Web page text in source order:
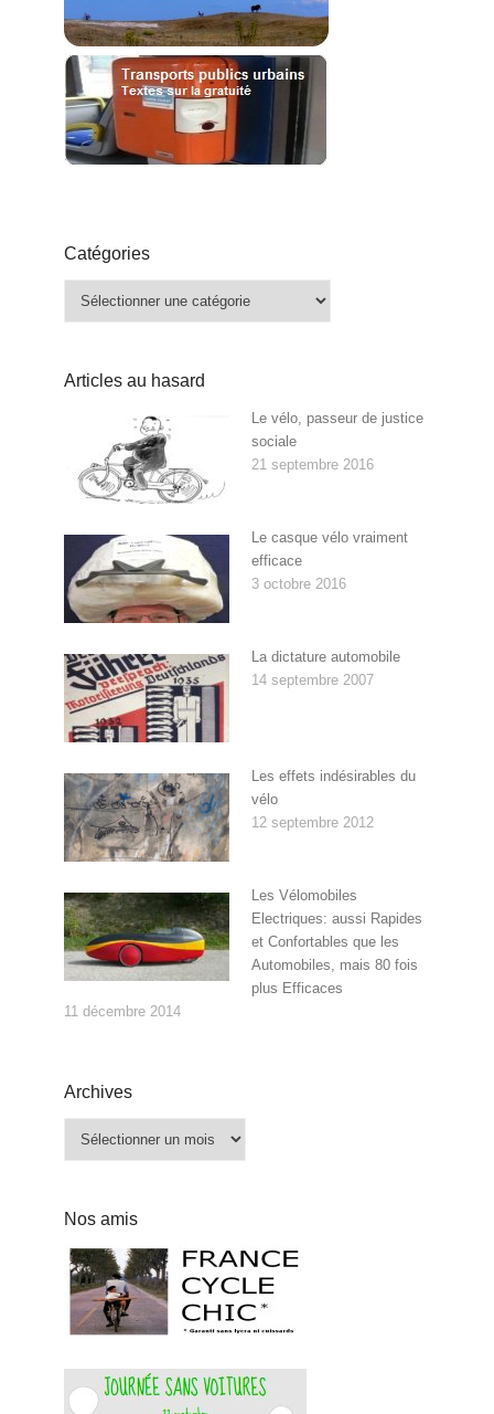
Catégories
Articles au hasard
Le vélo, passeur de justice
sociale
21 septembre 2016
Le casque vélo vraiment
efficace
3 octobre 2016
La dictature automobile
14 septembre 2007
Les effets indésirables du
vélo
12 septembre 2012
Les Vélomobiles
Electriques: aussi Rapides
et Confortables que les
Automobiles, mais 80 fois
plus Efficaces
11 décembre 2014
Archives
Nos amis